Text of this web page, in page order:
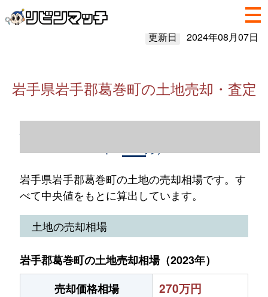
更新日 2024年08月07日
岩手県岩手郡葛巻町の土地売却・査定
岩手県岩手郡葛巻町の土地売却情報（2023
岩手県岩手郡葛巻町の土地の売却相場です。す
べて中央値をもとに算出しています。
土地の売却相場
岩手郡葛巻町の土地売却相場（2023年）
売却価格相場
270万円